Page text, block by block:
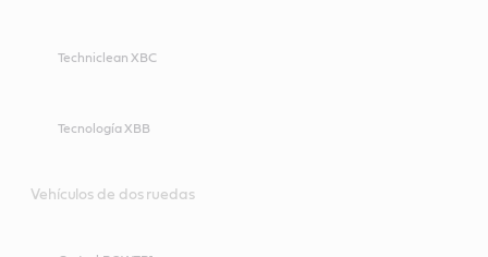
Techniclean XBC
Tecnología XBB
Vehículos de dos ruedas